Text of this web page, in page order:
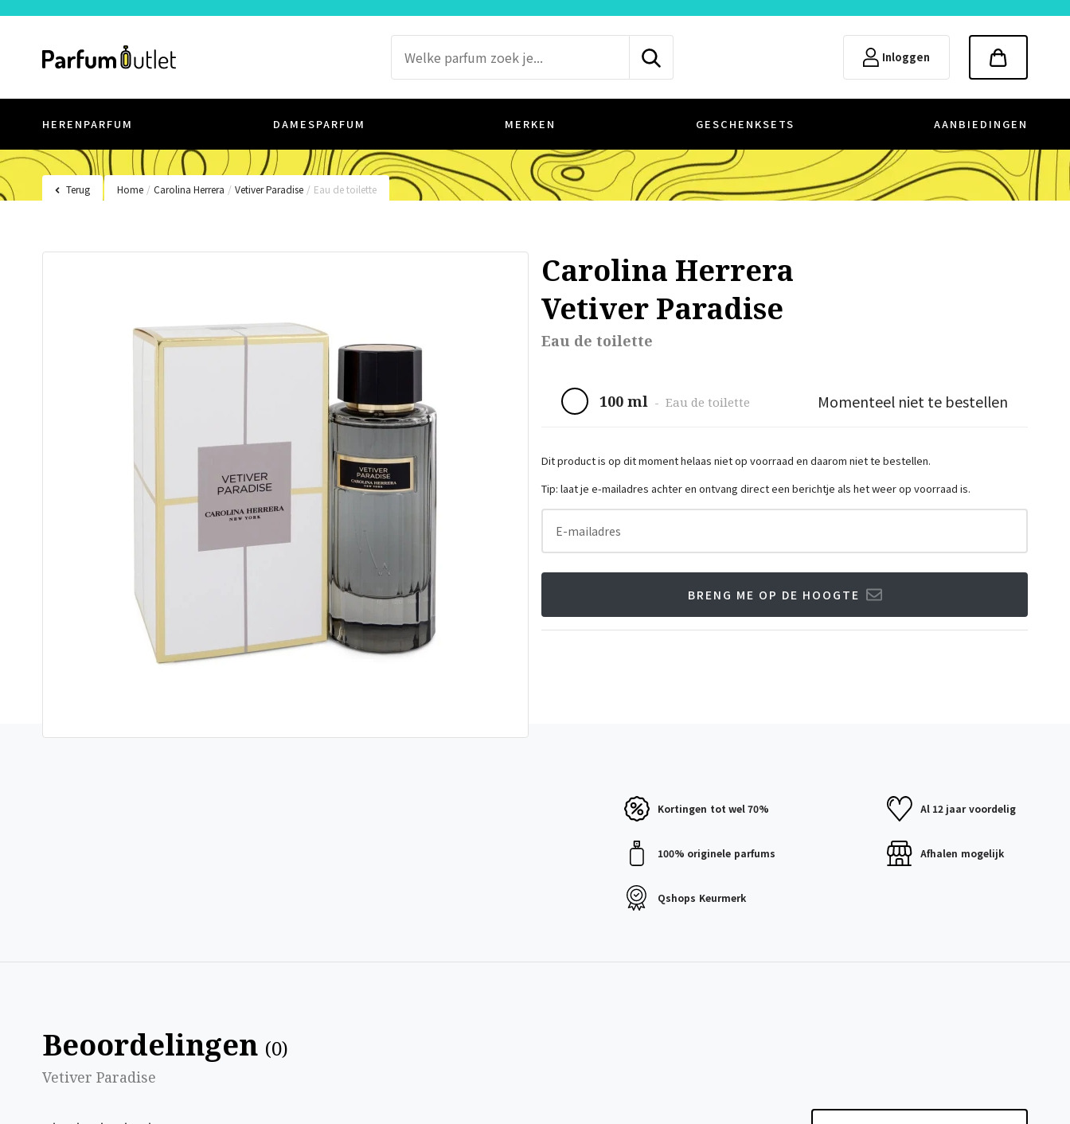
Inloggen
HERENPARFUM DAMESPARFUM MERKEN GESCHENKSETS AANBIEDINGEN
Terug Home / Carolina Herrera / Vetiver Paradise / Eau de toilette
Carolina Herrera
Vetiver Paradise
Eau de toilette
100 ml - Eau de toilette Momenteel niet te bestellen
Dit product is op dit moment helaas niet op voorraad en daarom niet te bestellen.
Tip: laat je e-mailadres achter en ontvang direct een berichtje als het weer op voorraad is.
E-mailadres
BRENG ME OP DE HOOGTE
Kortingen tot wel 70% Al 12 jaar voordelig
100% originele parfums Afhalen mogelijk
Qshops Keurmerk
Beoordelingen (0)
Vetiver Paradise